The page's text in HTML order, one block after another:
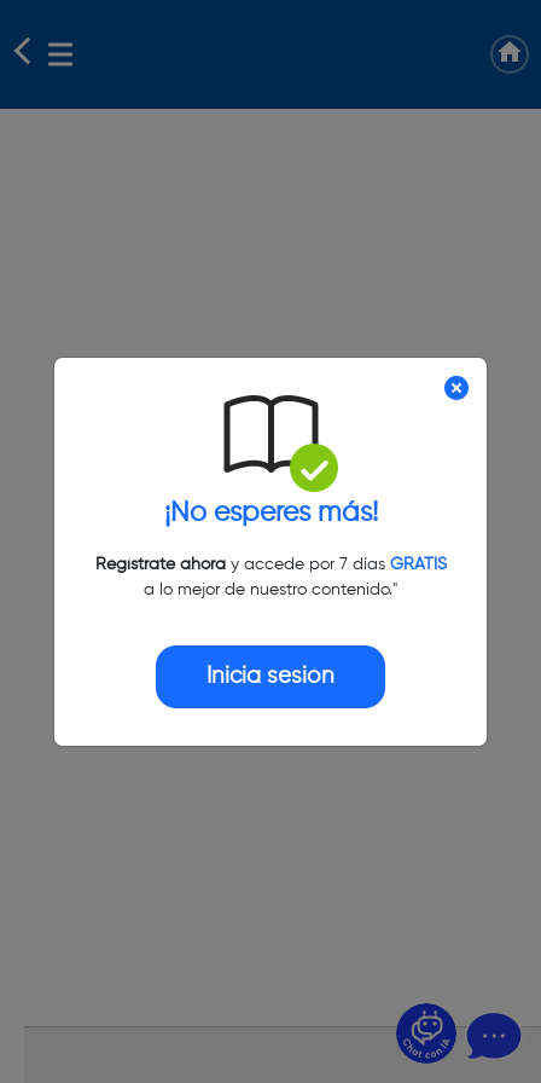
¡No esperes más!
Regístrate ahoray accede por 7 días GRATIS
a lo mejor de nuestro contenido."
Inicia sesión